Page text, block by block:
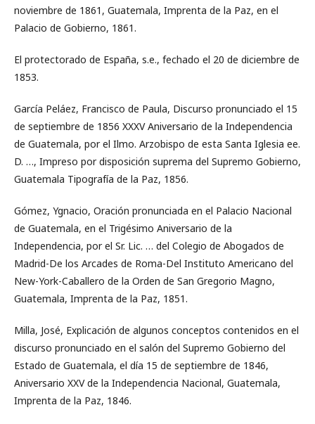
noviembre de 1861, Guatemala, Imprenta de la Paz, en el
Palacio de Gobierno, 1861.
El protectorado de España, s.e., fechado el 20 de diciembre de
1853.
García Peláez, Francisco de Paula, Discurso pronunciado el 15
de septiembre de 1856 XXXV Aniversario de la Independencia
de Guatemala, por el Ilmo. Arzobispo de esta Santa Iglesia ee.
D. …, Impreso por disposición suprema del Supremo Gobierno,
Guatemala Tipografía de la Paz, 1856.
Gómez, Ygnacio, Oración pronunciada en el Palacio Nacional
de Guatemala, en el Trigésimo Aniversario de la
Independencia, por el Sr. Lic. … del Colegio de Abogados de
Madrid-De los Arcades de Roma-Del Instituto Americano del
New-York-Caballero de la Orden de San Gregorio Magno,
Guatemala, Imprenta de la Paz, 1851.
Milla, José, Explicación de algunos conceptos contenidos en el
discurso pronunciado en el salón del Supremo Gobierno del
Estado de Guatemala, el día 15 de septiembre de 1846,
Aniversario XXV de la Independencia Nacional, Guatemala,
Imprenta de la Paz, 1846.